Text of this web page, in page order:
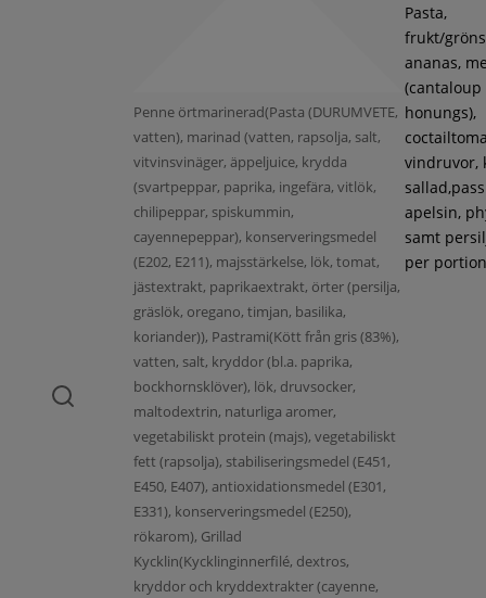
Penne örtmarinerad(Pasta (DURUMVETE,
vatten), marinad (vatten, rapsolja, salt,
vitvinsvinäger, äppeljuice, krydda
(svartpeppar, paprika, ingefära, vitlök,
chilipeppar, spiskummin,
cayennepeppar), konserveringsmedel
(E202, E211), majsstärkelse, lök, tomat,
jästextrakt, paprikaextrakt, örter (persilja,
gräslök, oregano, timjan, basilika,
koriander)), Pastrami(Kött från gris (83%),
vatten, salt, kryddor (bl.a. paprika,
bockhornsklöver), lök, druvsocker,
maltodextrin, naturliga aromer,
vegetabiliskt protein (majs), vegetabiliskt
fett (rapsolja), stabiliseringsmedel (E451,
E450, E407), antioxidationsmedel (E301,
E331), konserveringsmedel (E250),
rökarom), Grillad
Kycklin(Kycklinginnerfilé, dextros,
kryddor och kryddextrakter (cayenne,
Pasta,
frukt/
ananas,
(cantaloup
honungs),
vindruvor,
apelsin,
samt
per